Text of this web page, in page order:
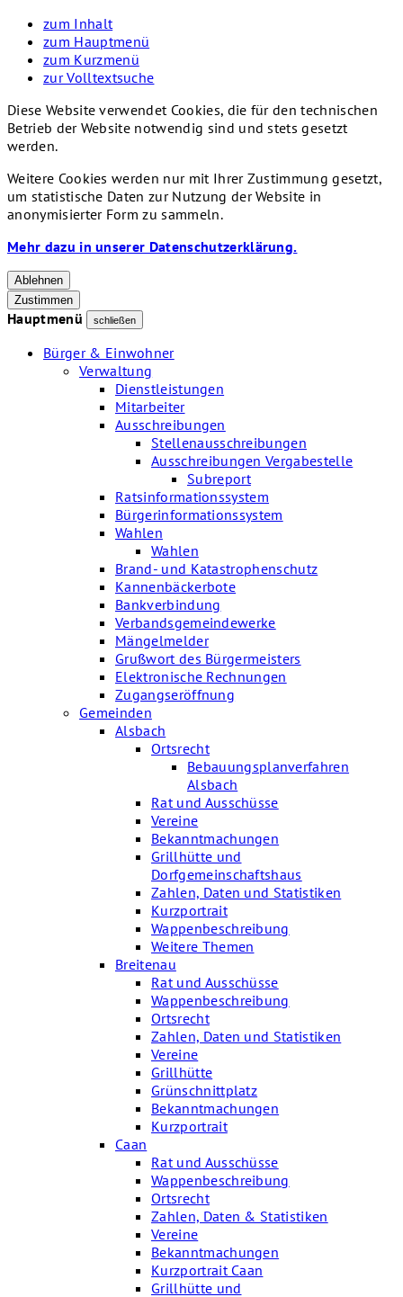
zum Inhalt
zum Hauptmenü
zum Kurzmenü
zur Volltextsuche
Diese Website verwendet Cookies, die für den technischen
Betrieb der Website notwendig sind und stets gesetzt
werden.
Weitere Cookies werden nur mit Ihrer Zustimmung gesetzt,
um statistische Daten zur Nutzung der Website in
anonymisierter Form zu sammeln.
Mehr dazu in unserer Datenschutzerklärung.
Ablehnen
Zustimmen
Hauptmenü schließen
Bürger & Einwohner
Verwaltung
Dienstleistungen
Mitarbeiter
Ausschreibungen
Stellenausschreibungen
Ausschreibungen Vergabestelle
Subreport
Ratsinformationssystem
Bürgerinformationssystem
Wahlen
Wahlen
Brand- und Katastrophenschutz
Kannenbäckerbote
Bankverbindung
Verbandsgemeindewerke
Mängelmelder
Grußwort des Bürgermeisters
Elektronische Rechnungen
Zugangseröffnung
Gemeinden
Alsbach
Ortsrecht
Bebauungsplanverfahren
Alsbach
Rat und Ausschüsse
Vereine
Bekanntmachungen
Grillhütte und
Dorfgemeinschaftshaus
Zahlen, Daten und Statistiken
Kurzportrait
Wappenbeschreibung
Weitere Themen
Breitenau
Rat und Ausschüsse
Wappenbeschreibung
Ortsrecht
Zahlen, Daten und Statistiken
Vereine
Grillhütte
Grünschnittplatz
Bekanntmachungen
Kurzportrait
Caan
Rat und Ausschüsse
Wappenbeschreibung
Ortsrecht
Zahlen, Daten & Statistiken
Vereine
Bekanntmachungen
Kurzportrait Caan
Grillhütte und